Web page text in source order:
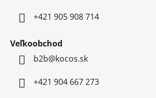
+421 905 908 714
Veľkoobchod
b2b@kocos.sk
+421 904 667 273